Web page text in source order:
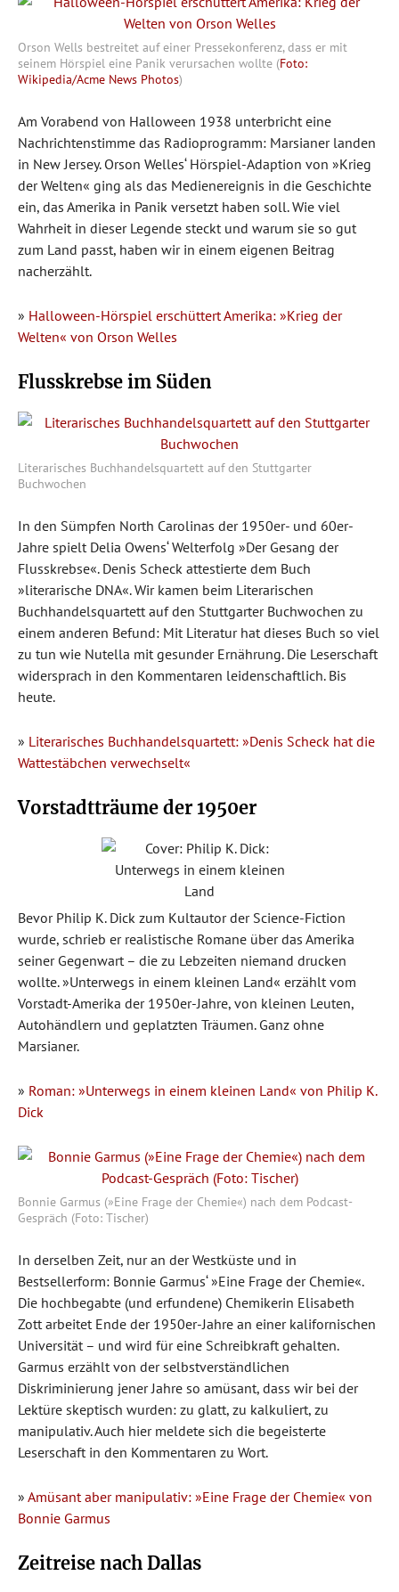
Orson Wells bestreitet auf einer Pressekonferenz, dass er mit
seinem Hörspiel eine Panik verursachen wollte (Foto:
Wikipedia/Acme News Photos)
Am Vorabend von Halloween 1938 unterbricht eine
Nachrichtenstimme das Radioprogramm: Marsianer landen
in New Jersey. Orson Welles‘ Hörspiel-Adaption von »Krieg
der Welten« ging als das Medienereignis in die Geschichte
ein, das Amerika in Panik versetzt haben soll. Wie viel
Wahrheit in dieser Legende steckt und warum sie so gut
zum Land passt, haben wir in einem eigenen Beitrag
nacherzählt.
» Halloween-Hörspiel erschüttert Amerika: »Krieg der
Welten« von Orson Welles
Flusskrebse im Süden
Literarisches Buchhandelsquartett auf den Stuttgarter
Buchwochen
In den Sümpfen North Carolinas der 1950er- und 60er-
Jahre spielt Delia Owens‘ Welterfolg »Der Gesang der
Flusskrebse«. Denis Scheck attestierte dem Buch
»literarische DNA«. Wir kamen beim Literarischen
Buchhandelsquartett auf den Stuttgarter Buchwochen zu
einem anderen Befund: Mit Literatur hat dieses Buch so viel
zu tun wie Nutella mit gesunder Ernährung. Die Leserschaft
widersprach in den Kommentaren leidenschaftlich. Bis
heute.
» Literarisches Buchhandelsquartett: »Denis Scheck hat die
Wattestäbchen verwechselt«
Vorstadtträume der 1950er
Bevor Philip K. Dick zum Kultautor der Science-Fiction
wurde, schrieb er realistische Romane über das Amerika
seiner Gegenwart – die zu Lebzeiten niemand drucken
wollte. »Unterwegs in einem kleinen Land« erzählt vom
Vorstadt-Amerika der 1950er-Jahre, von kleinen Leuten,
Autohändlern und geplatzten Träumen. Ganz ohne
Marsianer.
» Roman: »Unterwegs in einem kleinen Land« von Philip K.
Dick
Bonnie Garmus (»Eine Frage der Chemie«) nach dem Podcast-
Gespräch (Foto: Tischer)
In derselben Zeit, nur an der Westküste und in
Bestsellerform: Bonnie Garmus‘ »Eine Frage der Chemie«.
Die hochbegabte (und erfundene) Chemikerin Elisabeth
Zott arbeitet Ende der 1950er-Jahre an einer kalifornischen
Universität – und wird für eine Schreibkraft gehalten.
Garmus erzählt von der selbstverständlichen
Diskriminierung jener Jahre so amüsant, dass wir bei der
Lektüre skeptisch wurden: zu glatt, zu kalkuliert, zu
manipulativ. Auch hier meldete sich die begeisterte
Leserschaft in den Kommentaren zu Wort.
» Amüsant aber manipulativ: »Eine Frage der Chemie« von
Bonnie Garmus
Zeitreise nach Dallas